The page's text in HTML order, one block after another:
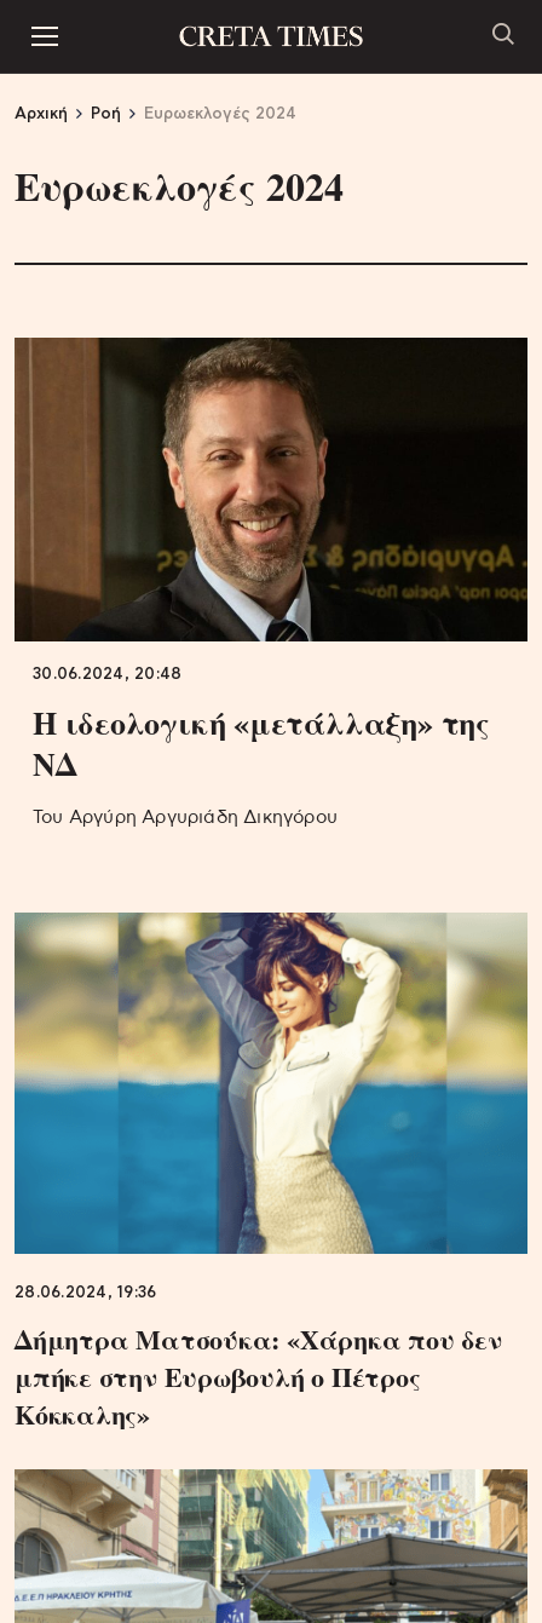
Αρχική Ροή Ευρωεκλογές 2024
Ευρωεκλογές 2024
30.06.2024, 20:48
Η ιδεολογική «μετάλλαξη» της
ΝΔ
Του Αργύρη Αργυριάδη Δικηγόρου
28.06.2024, 19:36
Δήμητρα Ματσούκα: «Χάρηκα που δεν
μπήκε στην Ευρωβουλή ο Πέτρος
Κόκκαλης»